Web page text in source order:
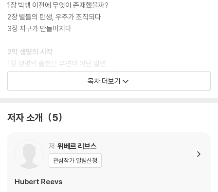
1장 빅뱅 이전에 무엇이 존재했을까?
2장 별들의 탄생, 우주가 조직되다
3장 지구가 만들어지다
2막 생명의 시작
1장 생명의 출현은 우연이 아닌 필연
2장 지구를 점령한 생명의 물방울
3장 고독한 세포에서 다채로운 종의 세계로
1장 인류의 요람이 된 아프리카
3장 인간은 어떻게 지구 곳곳에 있는 걸까?
나오는 말 : 우리는 어디로 가고 있을까?
옮긴이의 말
목차 더보기
저자 소개 5
저 위베르 리브스
관심작가 알림신청
Hubert Reevs